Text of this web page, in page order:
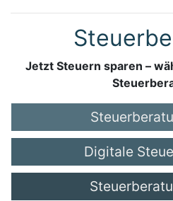
Jetzt Steuern sparen –
Digitale